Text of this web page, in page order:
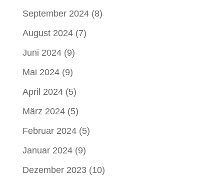
September 2024(8)
August 2024(7)
Juni 2024(9)
Mai 2024(9)
April 2024(5)
März 2024(5)
Februar 2024(5)
Januar 2024(9)
Dezember 2023(10)